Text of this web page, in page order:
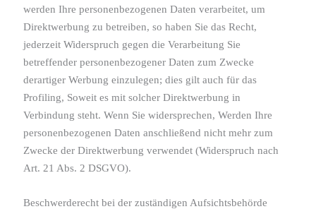
werden Ihre personenbezogenen Daten verarbeitet, um
Direktwerbung zu betreiben, so haben Sie das Recht,
jederzeit Widerspruch gegen die Verarbeitung Sie
betreffender personenbezogener Daten zum Zwecke
derartiger Werbung einzulegen; dies gilt auch für das
Profiling, Soweit es mit solcher Direktwerbung in
Verbindung steht. Wenn Sie widersprechen, Werden Ihre
personenbezogenen Daten anschließend nicht mehr zum
Zwecke der Direktwerbung verwendet (Widerspruch nach
Art. 21 Abs. 2 DSGVO).
Beschwerde­recht bei der zuständigen Aufsichts­behörde